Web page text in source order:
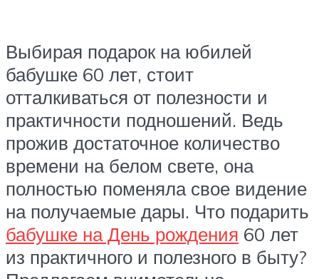
Выбирая подарок на юбилей
бабушке 60 лет, стоит
отталкиваться от полезности и
практичности подношений. Ведь
прожив достаточное количество
времени на белом свете, она
полностью поменяла свое видение
на получаемые дары. Что подарить
бабушке на День рождения 60 лет
из практичного и полезного в быту?